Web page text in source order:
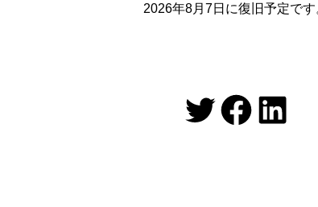
2026年8月7日に復旧予定です
Twitter